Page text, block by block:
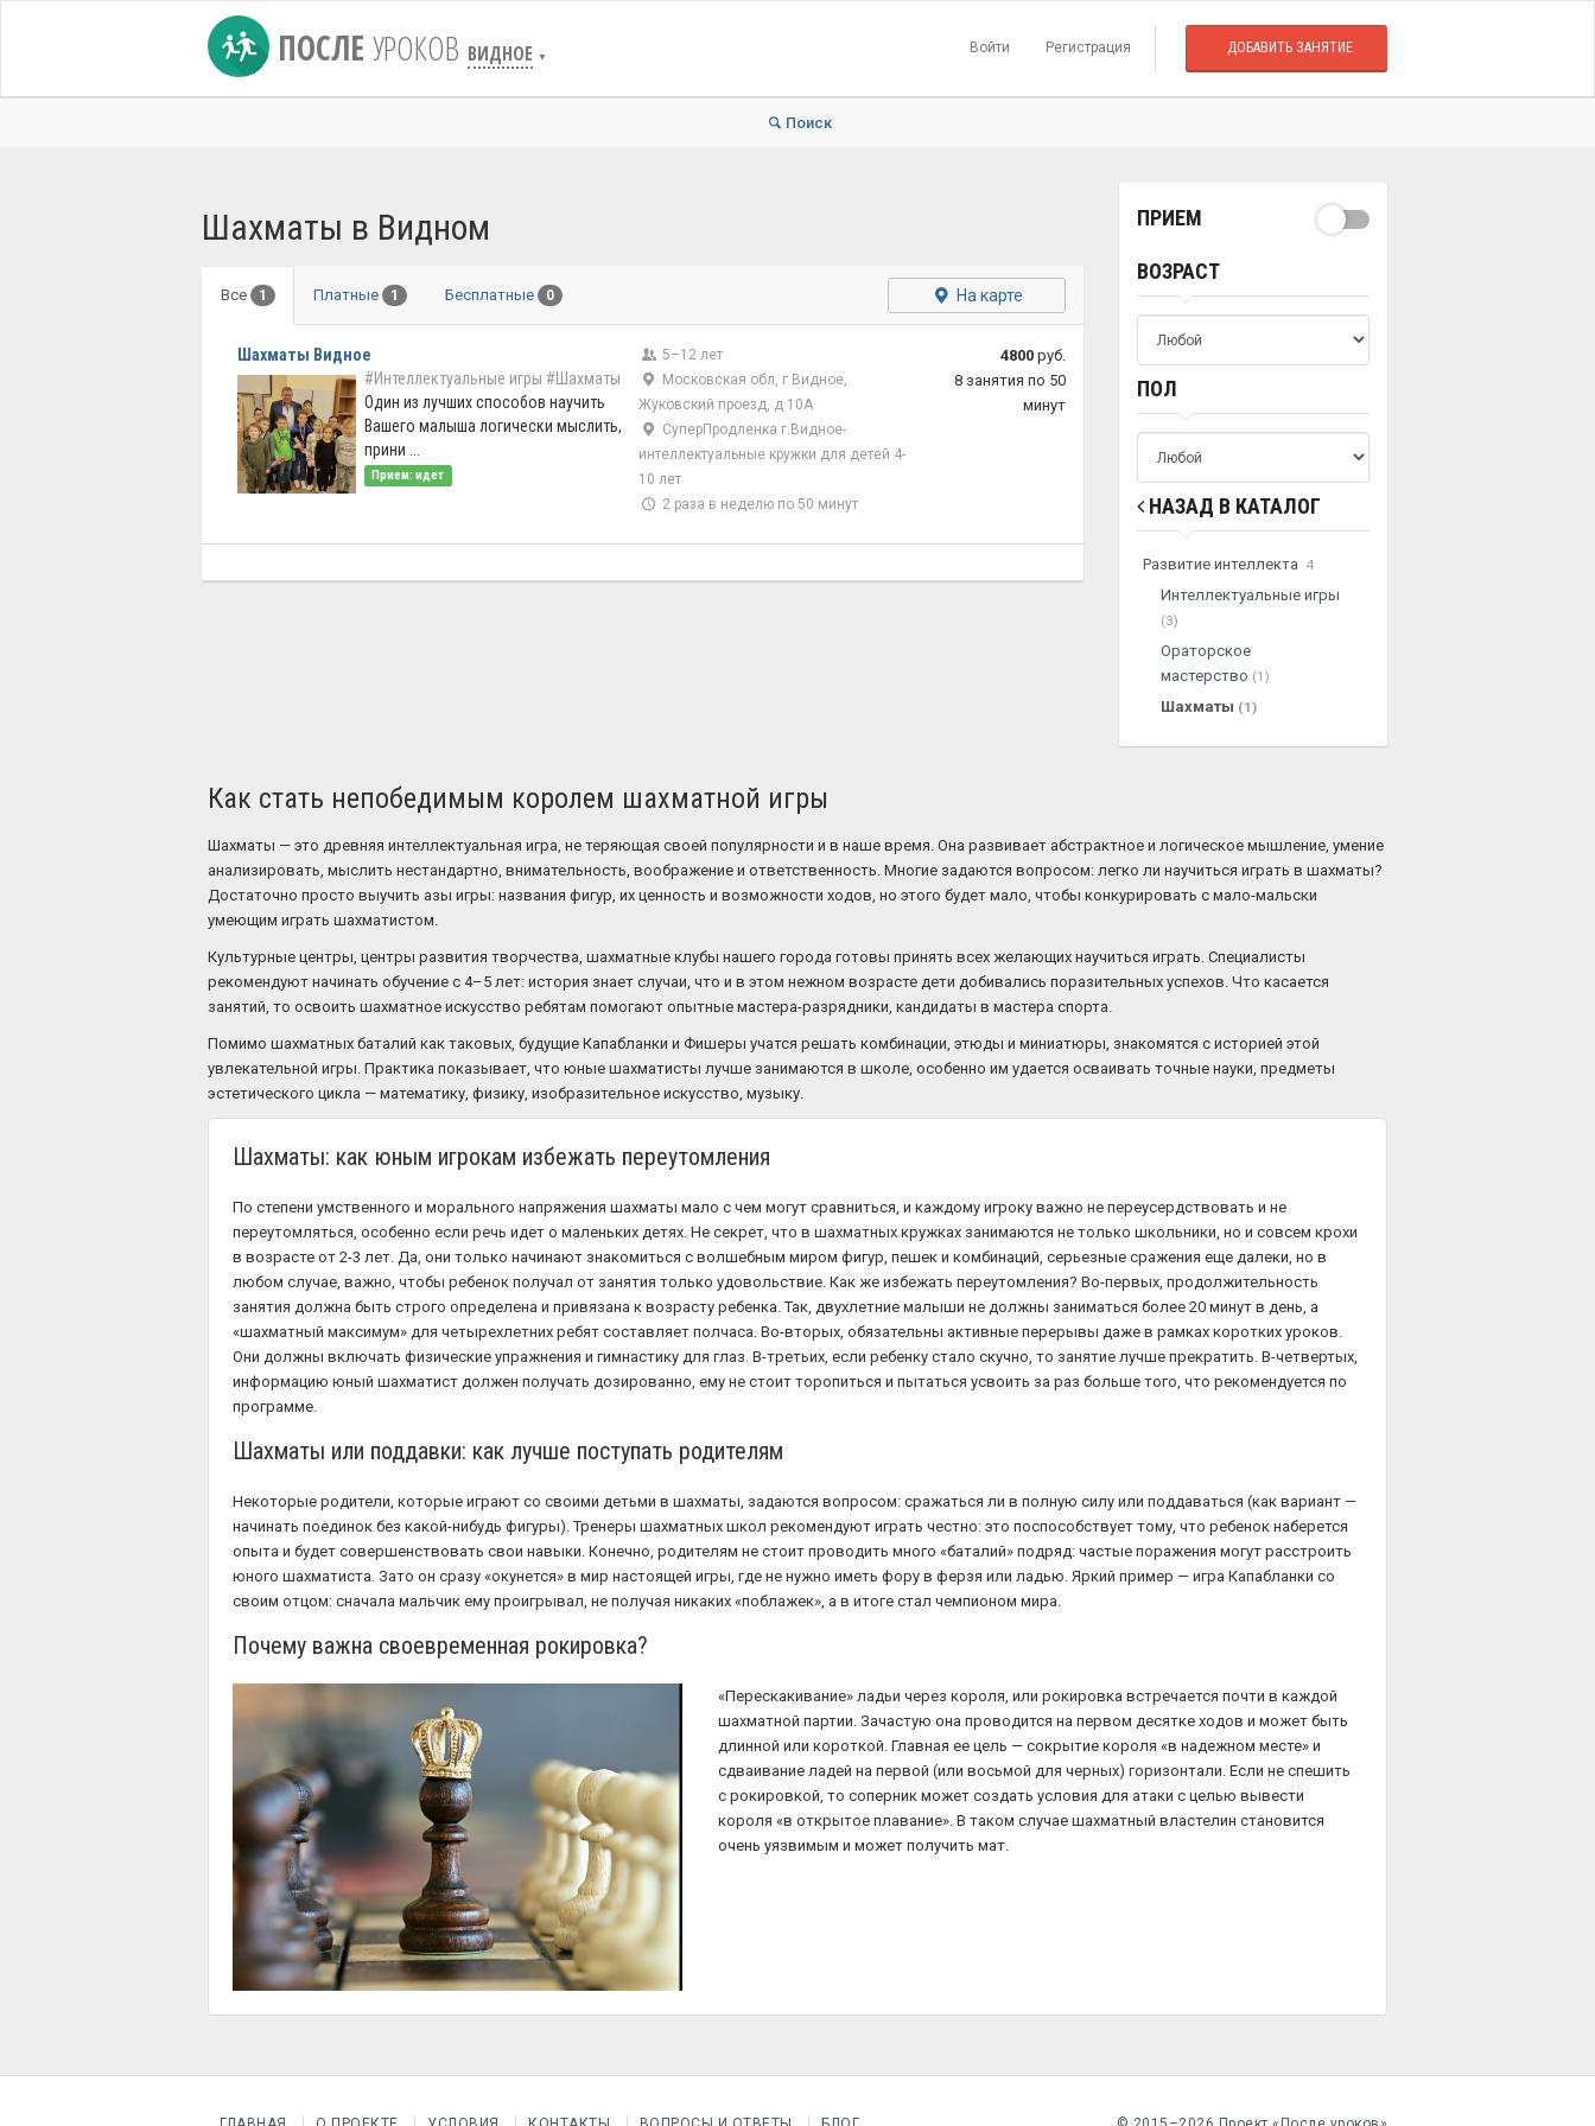
ПОСЛЕ УРОКОВ ВИДНОЕ ▼
Войти Регистрация ДОБАВИТЬ ЗАНЯТИЕ
Поиск
Шахматы в Видном
Все 1 Платные 1 Бесплатные 0 На карте
Шахматы Видное
#Интеллектуальные игры #Шахматы
Один из лучших способов научить
Вашего малыша логически мыслить,
прини ...
Прием: идет
5–12 лет
Московская обл, г Видное,
Жуковский проезд, д 10А
СуперПродленка г.Видное-
интеллектуальные кружки для детей 4-
10 лет
2 раза в неделю по 50 минут
4800руб.
8 занятия по 50
минут
ПРИЕМ
ВОЗРАСТ
ПОЛ
НАЗАД В КАТАЛОГ
Развитие интеллекта 4
Интеллектуальные игры
(3)
Ораторское
мастерство (1)
Шахматы (1)
Как стать непобедимым королем шахматной игры
Шахматы — это древняя интеллектуальная игра, не теряющая своей популярности и в наше время. Она развивает абстрактное и логическое мышление, умение
анализировать, мыслить нестандартно, внимательность, воображение и ответственность. Многие задаются вопросом: легко ли научиться играть в шахматы?
Достаточно просто выучить азы игры: названия фигур, их ценность и возможности ходов, но этого будет мало, чтобы конкурировать с мало-мальски
умеющим играть шахматистом.
Культурные центры, центры развития творчества, шахматные клубы нашего города готовы принять всех желающих научиться играть. Специалисты
рекомендуют начинать обучение с 4–5 лет: история знает случаи, что и в этом нежном возрасте дети добивались поразительных успехов. Что касается
занятий, то освоить шахматное искусство ребятам помогают опытные мастера-разрядники, кандидаты в мастера спорта.
Помимо шахматных баталий как таковых, будущие Капабланки и Фишеры учатся решать комбинации, этюды и миниатюры, знакомятся с историей этой
увлекательной игры. Практика показывает, что юные шахматисты лучше занимаются в школе, особенно им удается осваивать точные науки, предметы
эстетического цикла — математику, физику, изобразительное искусство, музыку.
Шахматы: как юным игрокам избежать переутомления
По степени умственного и морального напряжения шахматы мало с чем могут сравниться, и каждому игроку важно не переусердствовать и не
переутомляться, особенно если речь идет о маленьких детях. Не секрет, что в шахматных кружках занимаются не только школьники, но и совсем крохи
в возрасте от 2-3 лет. Да, они только начинают знакомиться с волшебным миром фигур, пешек и комбинаций, серьезные сражения еще далеки, но в
любом случае, важно, чтобы ребенок получал от занятия только удовольствие. Как же избежать переутомления? Во-первых, продолжительность
занятия должна быть строго определена и привязана к возрасту ребенка. Так, двухлетние малыши не должны заниматься более 20 минут в день, а
«шахматный максимум» для четырехлетних ребят составляет полчаса. Во-вторых, обязательны активные перерывы даже в рамках коротких уроков.
Они должны включать физические упражнения и гимнастику для глаз. В-третьих, если ребенку стало скучно, то занятие лучше прекратить. В-четвертых,
информацию юный шахматист должен получать дозированно, ему не стоит торопиться и пытаться усвоить за раз больше того, что рекомендуется по
программе.
Шахматы или поддавки: как лучше поступать родителям
Некоторые родители, которые играют со своими детьми в шахматы, задаются вопросом: сражаться ли в полную силу или поддаваться (как вариант —
начинать поединок без какой-нибудь фигуры). Тренеры шахматных школ рекомендуют играть честно: это поспособствует тому, что ребенок наберется
опыта и будет совершенствовать свои навыки. Конечно, родителям не стоит проводить много «баталий» подряд: частые поражения могут расстроить
юного шахматиста. Зато он сразу «окунется» в мир настоящей игры, где не нужно иметь фору в ферзя или ладью. Яркий пример — игра Капабланки со
своим отцом: сначала мальчик ему проигрывал, не получая никаких «поблажек», а в итоге стал чемпионом мира.
Почему важна своевременная рокировка?
«Перескакивание» ладьи через короля, или рокировка встречается почти в каждой
шахматной партии. Зачастую она проводится на первом десятке ходов и может быть
длинной или короткой. Главная ее цель — сокрытие короля «в надежном месте» и
сдваивание ладей на первой (или восьмой для черных) горизонтали. Если не спешить
с рокировкой, то соперник может создать условия для атаки с целью вывести
короля «в открытое плавание». В таком случае шахматный властелин становится
очень уязвимым и может получить мат.